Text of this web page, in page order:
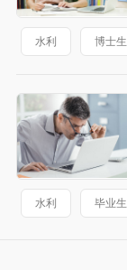
水利 博士生
水利 毕业生